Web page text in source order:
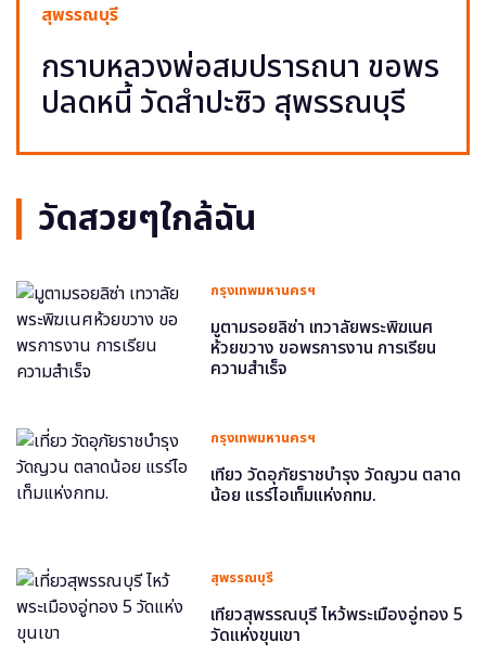
สุพรรณบุรี
กราบหลวงพ่อสมปรารถนา ขอพร
ปลดหนี้ วัดสำปะซิว สุพรรณบุรี
วัดสวยๆใกล้ฉัน
กรุงเทพมหานครฯ
มูตามรอยลิซ่า เทวาลัยพระพิฆเนศ
ห้วยขวาง ขอพรการงาน การเรียน
ความสำเร็จ
กรุงเทพมหานครฯ
เที่ยว วัดอุภัยราชบำรุง วัดญวน ตลาด
น้อย แรร์ไอเท็มแห่งกทม.
สุพรรณบุรี
เที่ยวสุพรรณบุรี ไหว้พระเมืองอู่ทอง 5
วัดแห่งขุนเขา